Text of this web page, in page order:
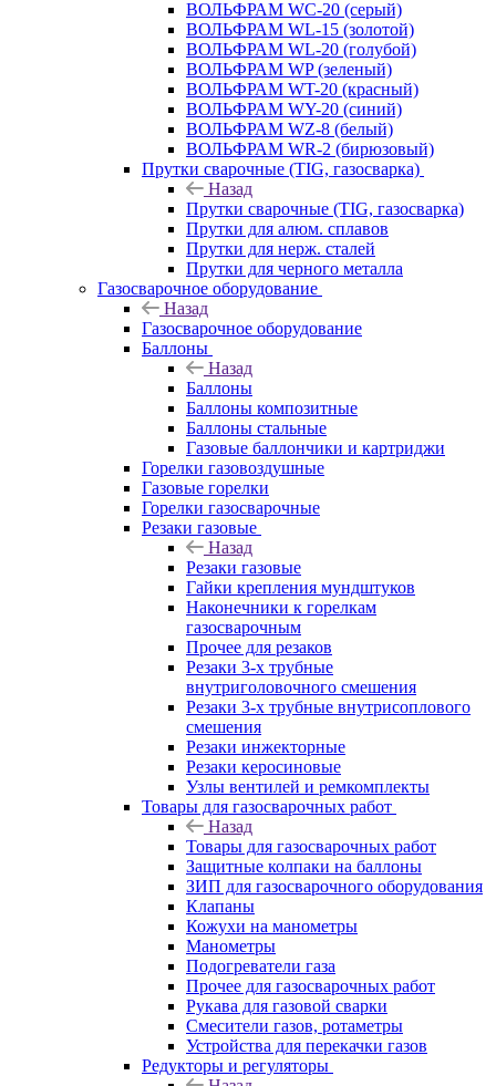
ВОЛЬФРАМ WC-20 (серый)
ВОЛЬФРАМ WL-15 (золотой)
ВОЛЬФРАМ WL-20 (голубой)
ВОЛЬФРАМ WP (зеленый)
ВОЛЬФРАМ WT-20 (красный)
ВОЛЬФРАМ WY-20 (синий)
ВОЛЬФРАМ WZ-8 (белый)
ВОЛЬФРАМ WR-2 (бирюзовый)
Прутки сварочные (TIG, газосварка)
Назад
Прутки сварочные (TIG, газосварка)
Прутки для алюм. сплавов
Прутки для нерж. сталей
Прутки для черного металла
Газосварочное оборудование
Назад
Газосварочное оборудование
Баллоны
Назад
Баллоны
Баллоны композитные
Баллоны стальные
Газовые баллончики и картриджи
Горелки газовоздушные
Газовые горелки
Горелки газосварочные
Резаки газовые
Назад
Резаки газовые
Гайки крепления мундштуков
Наконечники к горелкам
газосварочным
Прочее для резаков
Резаки 3-х трубные
внутриголовочного смешения
Резаки 3-х трубные внутрисоплового
смешения
Резаки инжекторные
Резаки керосиновые
Узлы вентилей и ремкомплекты
Товары для газосварочных работ
Назад
Товары для газосварочных работ
Защитные колпаки на баллоны
ЗИП для газосварочного оборудования
Клапаны
Кожухи на манометры
Манометры
Подогреватели газа
Прочее для газосварочных работ
Рукава для газовой сварки
Смесители газов, ротаметры
Устройства для перекачки газов
Редукторы и регуляторы